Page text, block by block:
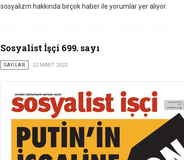
sosyalizm hakkında birçok haber ile yorumlar yer alıyor.
Sosyalist İşçi 699. sayı
SAYILAR 22 MART 2022